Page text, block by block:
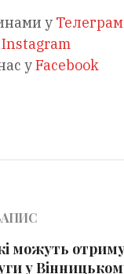
у Телеграм
Instagram
уFacebook
можуть
у